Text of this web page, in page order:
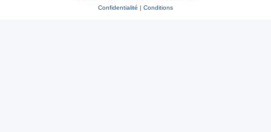
Confidentialité | Conditions